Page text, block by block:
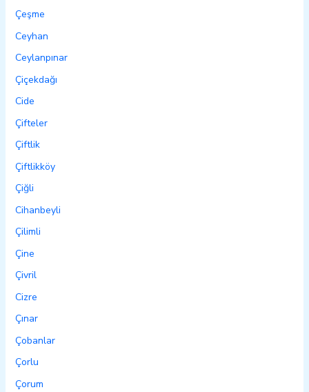
Çeşme
Ceyhan
Ceylanpınar
Çiçekdağı
Cide
Çifteler
Çiftlik
Çiftlikköy
Çiğli
Cihanbeyli
Çilimli
Çine
Çivril
Cizre
Çınar
Çobanlar
Çorlu
Çorum